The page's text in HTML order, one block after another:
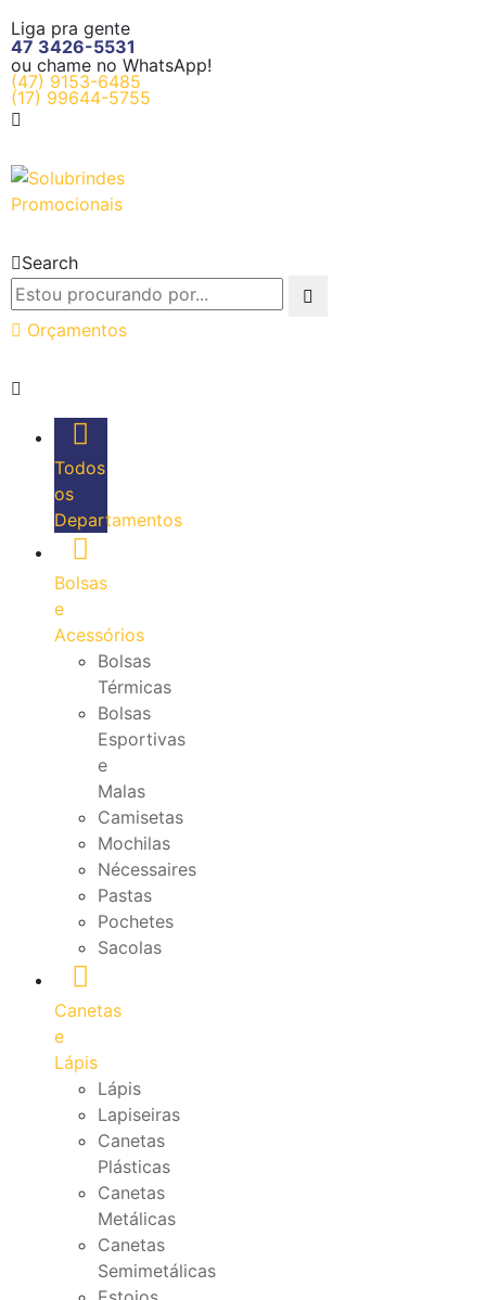
Liga pra gente
47 3426-5531
ou chame no WhatsApp!
(47) 9153-6485
(17) 99644-5755
Search
Orçamentos
Todos
os
Departamentos
Bolsas
e
Acessórios
Bolsas
Térmicas
Bolsas
Esportivas
e
Malas
Camisetas
Mochilas
Nécessaires
Pastas
Pochetes
Sacolas
Canetas
e
Lápis
Lápis
Lapiseiras
Canetas
Plásticas
Canetas
Metálicas
Canetas
Semimetálicas